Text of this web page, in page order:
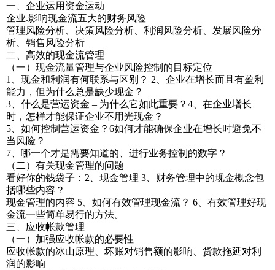
一、企业运用资金运动
企业.影响现金流五大的财务风险
管理风险分析、决策风险分析、利润风险分析、发展风险分
析、销售风险分析
二、高效的现金流管理
（一）现金流量管理与企业风险控制的目标定位
1、现金和利润有何联系与区别？ 2、企业在增长而且有盈利
能力，但为什么总是缺少现金？
3、什么是营运资金 – 为什么它如此重要？4、在企业增长
时，怎样才能保证企业不用光现金？
5、如何控制营运资金？6如何才能确保企业在增长时避免不
当风险？
7、哪一个才是需要知道的、进行业务控制的数字？
（二）有关现金管理的问题
看好你的钱袋子：2、现金管理 3、财务管理中的现金概念包
括哪些内容？
现金管理的内容 5、如何有效管理现金流？ 6、有效管理好现
金流一些简单易行的方法。
三、应收帐款管理
（一）加强应收帐款的必要性
应收帐款的冰山原理、坏账对销售额的影响、货款拖延对利
润的影响